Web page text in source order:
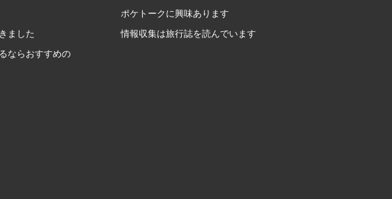
ました
ならおすすめの
ポケトークに興味あります
情報収集は旅行誌を読んでいます